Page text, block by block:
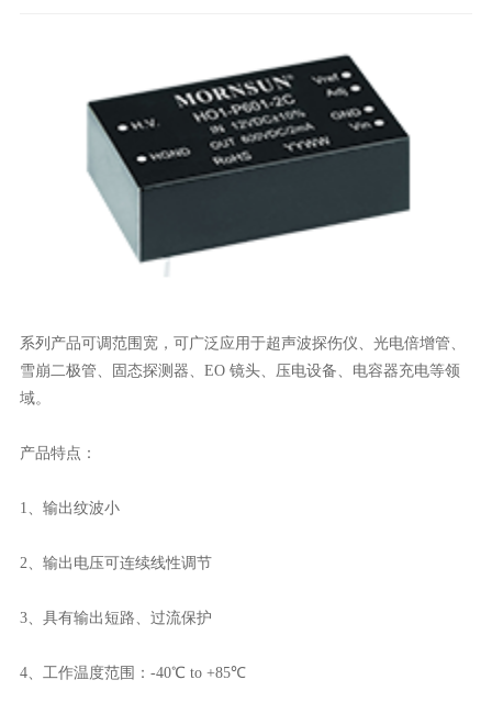
系列产品可调范围宽，可广泛应用于超声波探伤仪、光电倍增管、
雪崩二极管、固态探测器、EO 镜头、压电设备、电容器充电等领
域。
产品特点：
1、输出纹波小
2、输出电压可连续线性调节
3、具有输出短路、过流保护
4、工作温度范围：-40℃ to +85℃